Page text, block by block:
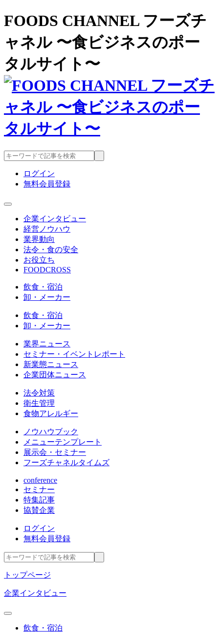
FOODS CHANNEL フーズチ
ャネル 〜食ビジネスのポー
タルサイト〜
ログイン
無料会員登録
企業インタビュー
経営ノウハウ
業界動向
法令・食の安全
お役立ち
FOODCROSS
飲食・宿泊
卸・メーカー
飲食・宿泊
卸・メーカー
業界ニュース
セミナー・イベントレポート
新業態ニュース
企業団体ニュース
法令対策
衛生管理
食物アレルギー
ノウハウブック
メニューテンプレート
展示会・セミナー
フーズチャネルタイムズ
conference
セミナー
特集記事
協賛企業
ログイン
無料会員登録
トップページ
企業インタビュー
飲食・宿泊